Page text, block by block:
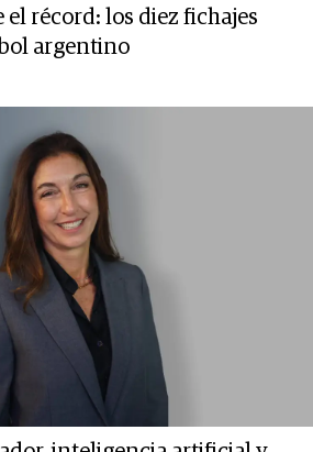
récord: los diez fichajes
argentino